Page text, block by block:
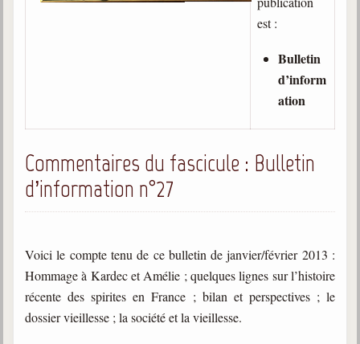
Newsletters
trimestrielles
Sujets du mois
Enregistrements
séance d'aide spirituelle
est :
Bulletin
d’inform
ation
Commentaires du fascicule : Bulletin
d’information n°27
Voici le compte tenu de ce bulletin de janvier/février 2013 :
Hommage à Kardec et Amélie ; quelques lignes sur l’histoire
récente des spirites en France ; bilan et perspectives ; le
dossier vieillesse ; la société et la vieillesse.